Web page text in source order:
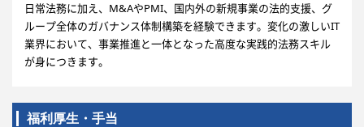
日常法務に加え、M&AやPMI、国内外の新規事業の法的支援、グ
ループ全体のガバナンス体制構築を経験できます。変化の激しいIT
業界において、事業推進と一体となった高度な実践的法務スキル
が身につきます。
福利厚生・手当